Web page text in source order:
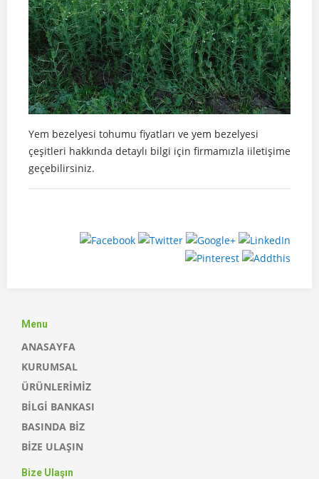
Yem bezelyesi tohumu fiyatları ve yem bezelyesi
çeşitleri hakkında detaylı bilgi için firmamızla iiletişime
geçebilirsiniz.
Menu
ANASAYFA
KURUMSAL
ÜRÜNLERİMİZ
BİLGİ BANKASI
BASINDA BİZ
BİZE ULAŞIN
Bize Ulaşın